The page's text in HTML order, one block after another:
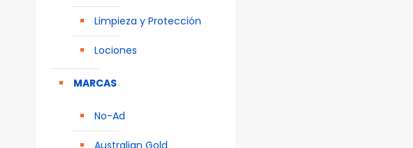
Limpieza y Protección
Lociones
MARCAS
No-Ad
Australian Gold